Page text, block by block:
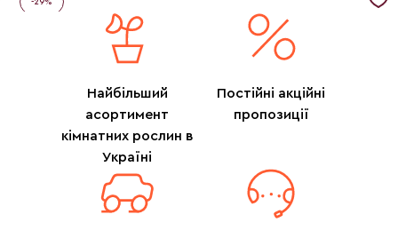
-29%
Найбільший
асортимент
кімнатних рослин в
Україні
Постійні акційні
пропозиції